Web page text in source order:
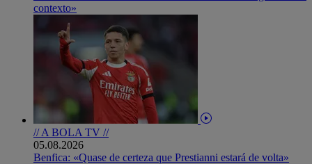
contexto»
// A BOLA TV //
05.08.2026
Benfica: «Quase de certeza que Prestianni estará de volta»